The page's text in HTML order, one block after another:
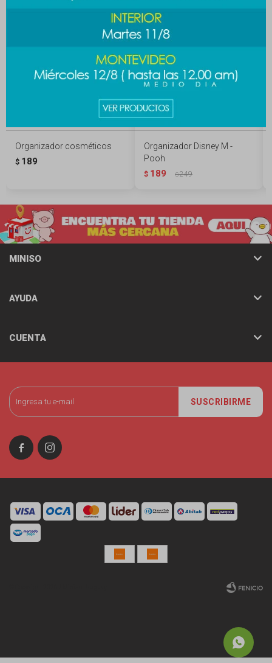
Organizador cosméticos
$ 189
Organizador Disney M -
Pooh
$ 189 $249
SUSCRIBIRME
 
MINISO
AYUDA
CUENTA